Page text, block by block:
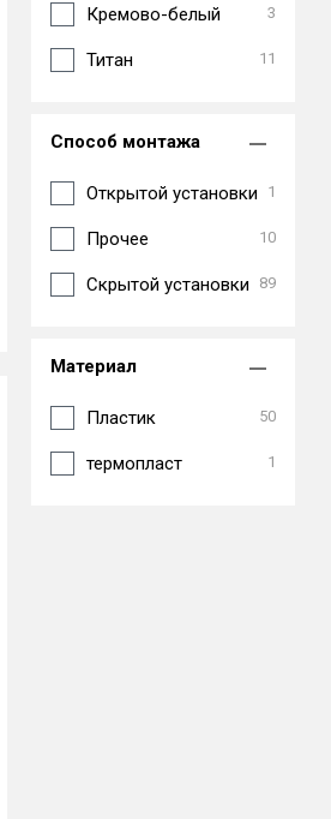
Кремово-белый 3
Титан 11
Способ монтажа
Открытой установки 1
Прочее 10
Скрытой установки 89
Материал
Пластик 50
термопласт 1